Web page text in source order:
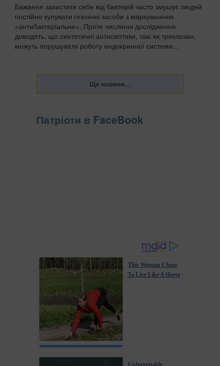
Бажання захистити себе від бактерій часто змушує людей
постійно купувати гігієнічні засоби з маркуванням
«антибактеріальне». Проте численні дослідження
доводять, що синтетичні антисептики, такі як триклозан,
можуть порушувати роботу ендокринної системи...
Патріоти в FaceBook
This Woman Chose
To Live Like A Horse
Unforgettable